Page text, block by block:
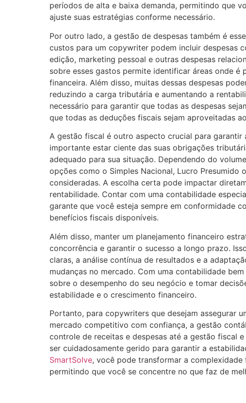
períodos de alta e baixa demanda, permitindo que
ajuste suas estratégias conforme necessário.
Por outro lado, a gestão de despesas também é
custos para um copywriter podem incluir despesas
edição, marketing pessoal e outras despesas
sobre esses gastos permite identificar áreas onde é
financeira. Além disso, muitas dessas despesas
reduzindo a carga tributária e aumentando a
necessário para garantir que todas as despesas
que todas as deduções fiscais sejam aproveitadas
A gestão fiscal é outro aspecto crucial para
importante estar ciente das suas obrigações
adequado para sua situação. Dependendo do
opções como o Simples Nacional, Lucro Presumido
consideradas. A escolha certa pode impactar
rentabilidade. Contar com uma contabilidade
garante que você esteja sempre em conformidade
benefícios fiscais disponíveis.
Além disso, manter um planejamento financeiro
concorrência e garantir o sucesso a longo prazo.
claras, a análise contínua de resultados e a
mudanças no mercado. Com uma contabilidade
sobre o desempenho do seu negócio e tomar
estabilidade e o crescimento financeiro.
Portanto, para copywriters que desejam assegurar
mercado competitivo com confiança, a gestão
controle de receitas e despesas até a gestão fiscal
ser cuidadosamente gerido para garantir a
SmartSolve, você pode transformar a
permitindo que você se concentre no que faz de